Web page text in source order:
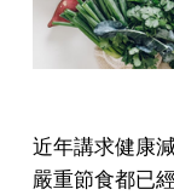
近年講求健康
嚴重節食都已